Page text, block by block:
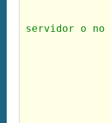
servidor o no